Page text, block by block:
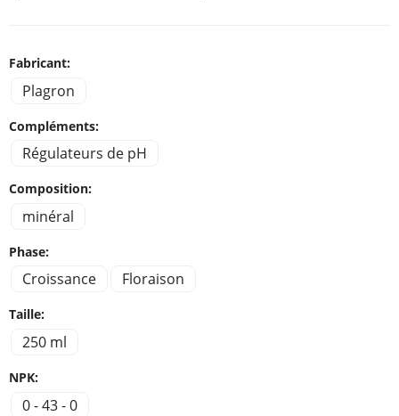
Fabricant:
Plagron
Compléments:
Régulateurs de pH
Composition:
minéral
Phase:
Croissance Floraison
Taille:
250 ml
NPK:
0 - 43 - 0